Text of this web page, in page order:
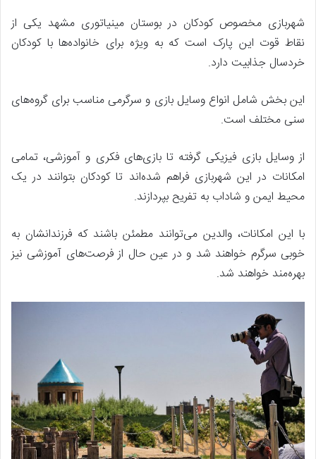
شهربازی مخصوص کودکان در بوستان مینیاتوری مشهد یکی از
نقاط قوت این پارک است که به ویژه برای خانواده‌ها با کودکان
خردسال جذابیت دارد.
این بخش شامل انواع وسایل بازی و سرگرمی مناسب برای گروه‌های
سنی مختلف است.
از وسایل بازی فیزیکی گرفته تا بازی‌های فکری و آموزشی، تمامی
امکانات در این شهربازی فراهم شده‌اند تا کودکان بتوانند در یک
محیط ایمن و شاداب به تفریح بپردازند.
با این امکانات، والدین می‌توانند مطمئن باشند که فرزندانشان به
خوبی سرگرم خواهند شد و در عین حال از فرصت‌های آموزشی نیز
بهره‌مند خواهند شد.